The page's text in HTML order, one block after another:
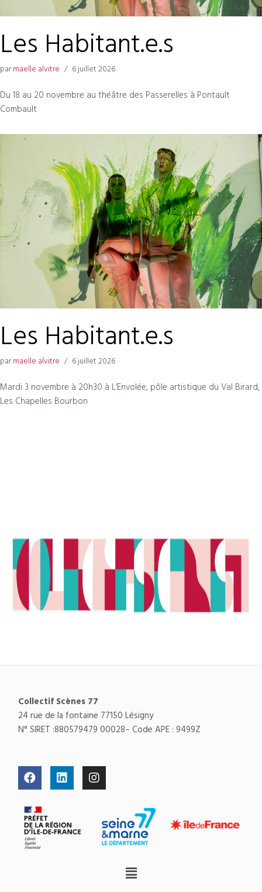
Les Habitant.e.s
parmaelle alvitre 6 juillet 2026
Du 18 au 20 novembre au théâtre des Passerelles à Pontault
Combault
Les Habitant.e.s
parmaelle alvitre 6 juillet 2026
Mardi 3 novembre à 20h30 à L’Envolée, pôle artistique du Val Birard,
Les Chapelles Bourbon
Collectif Scènes 77
24 rue de la fontaine 77150 Lésigny
N° SIRET :880579479 00028– Code APE : 9499Z